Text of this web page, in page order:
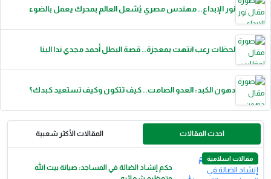
نور الإبداع.. مهندس مصري يُشعل العالم بمحرك يعمل بالضوء
لحظات رعب انتهت بمعجزة.. قصة البطل أحمد مجدي ندا البنا
دهون الكبد: العدو الصامت.. كيف تتكون وكيف تستعيد كبدك؟
احدث المقالات المقالات الأكثر شعبية
مقالات اسلامية
حكم إنشاد الضالة في المساجد: صيانة بيت الله